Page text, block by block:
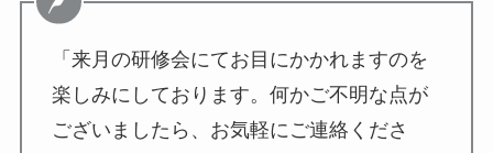
「来月の研修会にてお目にかかれますのを
楽しみにしております。何かご不明な点が
ございましたら、お気軽にご連絡くださ